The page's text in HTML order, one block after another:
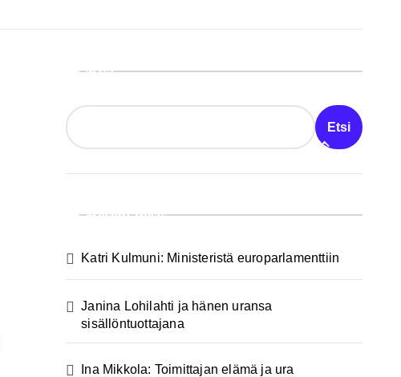
Etsi
Etsi
Recent Posts
Katri Kulmuni: Ministeristä europarlamenttiin
Janina Lohilahti ja hänen uransa
sisällöntuottajana
Ina Mikkola: Toimittajan elämä ja ura